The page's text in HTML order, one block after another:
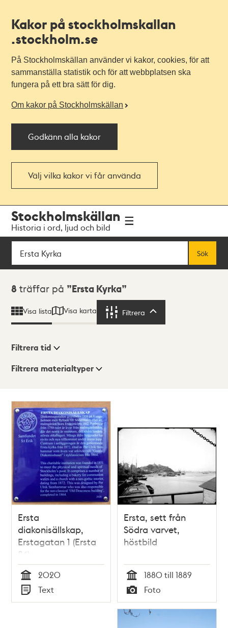
Kakor på stockholmskallan
.stockholm.se
På Stockholmskällan använder vi kakor, cookies, för att
sammanställa statistik och för att webbplatsen ska
fungera på ett bra sätt för dig.
Om kakor på Stockholmskällan
Godkänn alla kakor
Välj vilka kakor vi får använda
navigationen
huvudinnehållet
Stockholmskällan
Historia i ord, ljud och bild
Sök
Sök
Sökresultat
8 träffar på Ersta Kyrka
Visa lista Visa karta Filtrera
Visningsläge
Lista
Karta
Filtrera tid
Filtrera materialtyper
träffar
Ersta
diakonisällskap,
Erstagatan 1 (Ersta
24)
Tid
2020
Typ
Text
Ersta, sett från
Södra varvet,
höstbild
Tid
1880 till 1889
Typ
Foto